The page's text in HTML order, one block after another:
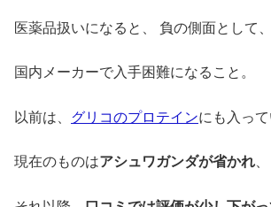
医薬品扱いになると、 負の側面として、
国内メーカーで入手困難になること。
以前は、 グリコのプロテインにも入って
現在のものはアシュワガンダが省かれ